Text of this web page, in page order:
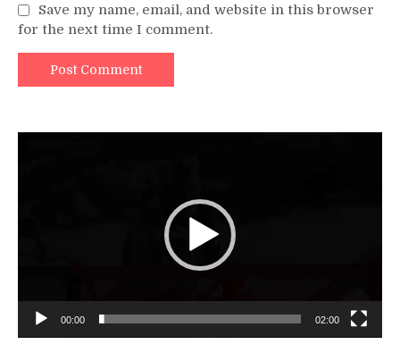
Save my name, email, and website in this browser
for the next time I comment.
00:00 02:00